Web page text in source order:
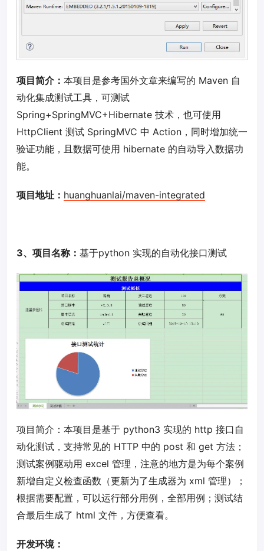
项目简介： 本项目是参考国外文章来编写的 Maven 自
动化集成测试工具，可测试
Spring+SpringMVC+Hibernate 技术，也可使用
HttpClient 测试 SpringMVC 中 Action，同时增加统一
验证功能，且数据可使用 hibernate 的自动导入数据功
能。
项目地址： huanghuanlai/maven-integrated
3、项目名称： 基于python 实现的自动化接口测试
项目简介：本项目是基于 python3 实现的 http 接口自
动化测试，支持常见的 HTTP 中的 post 和 get 方法；
测试案例驱动用 excel 管理，注意的地方是为每个案例
新增自定义检查函数（更新为了生成器为 xml 管理）；
根据需要配置，可以运行部分用例，全部用例；测试结
合最后生成了 html 文件，方便查看。
开发环境：